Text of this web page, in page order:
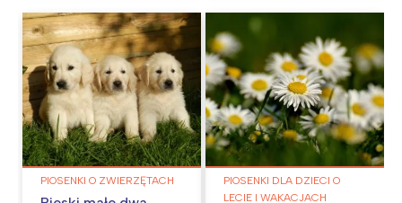
PIOSENKI O ZWIERZĘTACH
PIOSENKI DLA DZIECI O
LECIE I WAKACJACH